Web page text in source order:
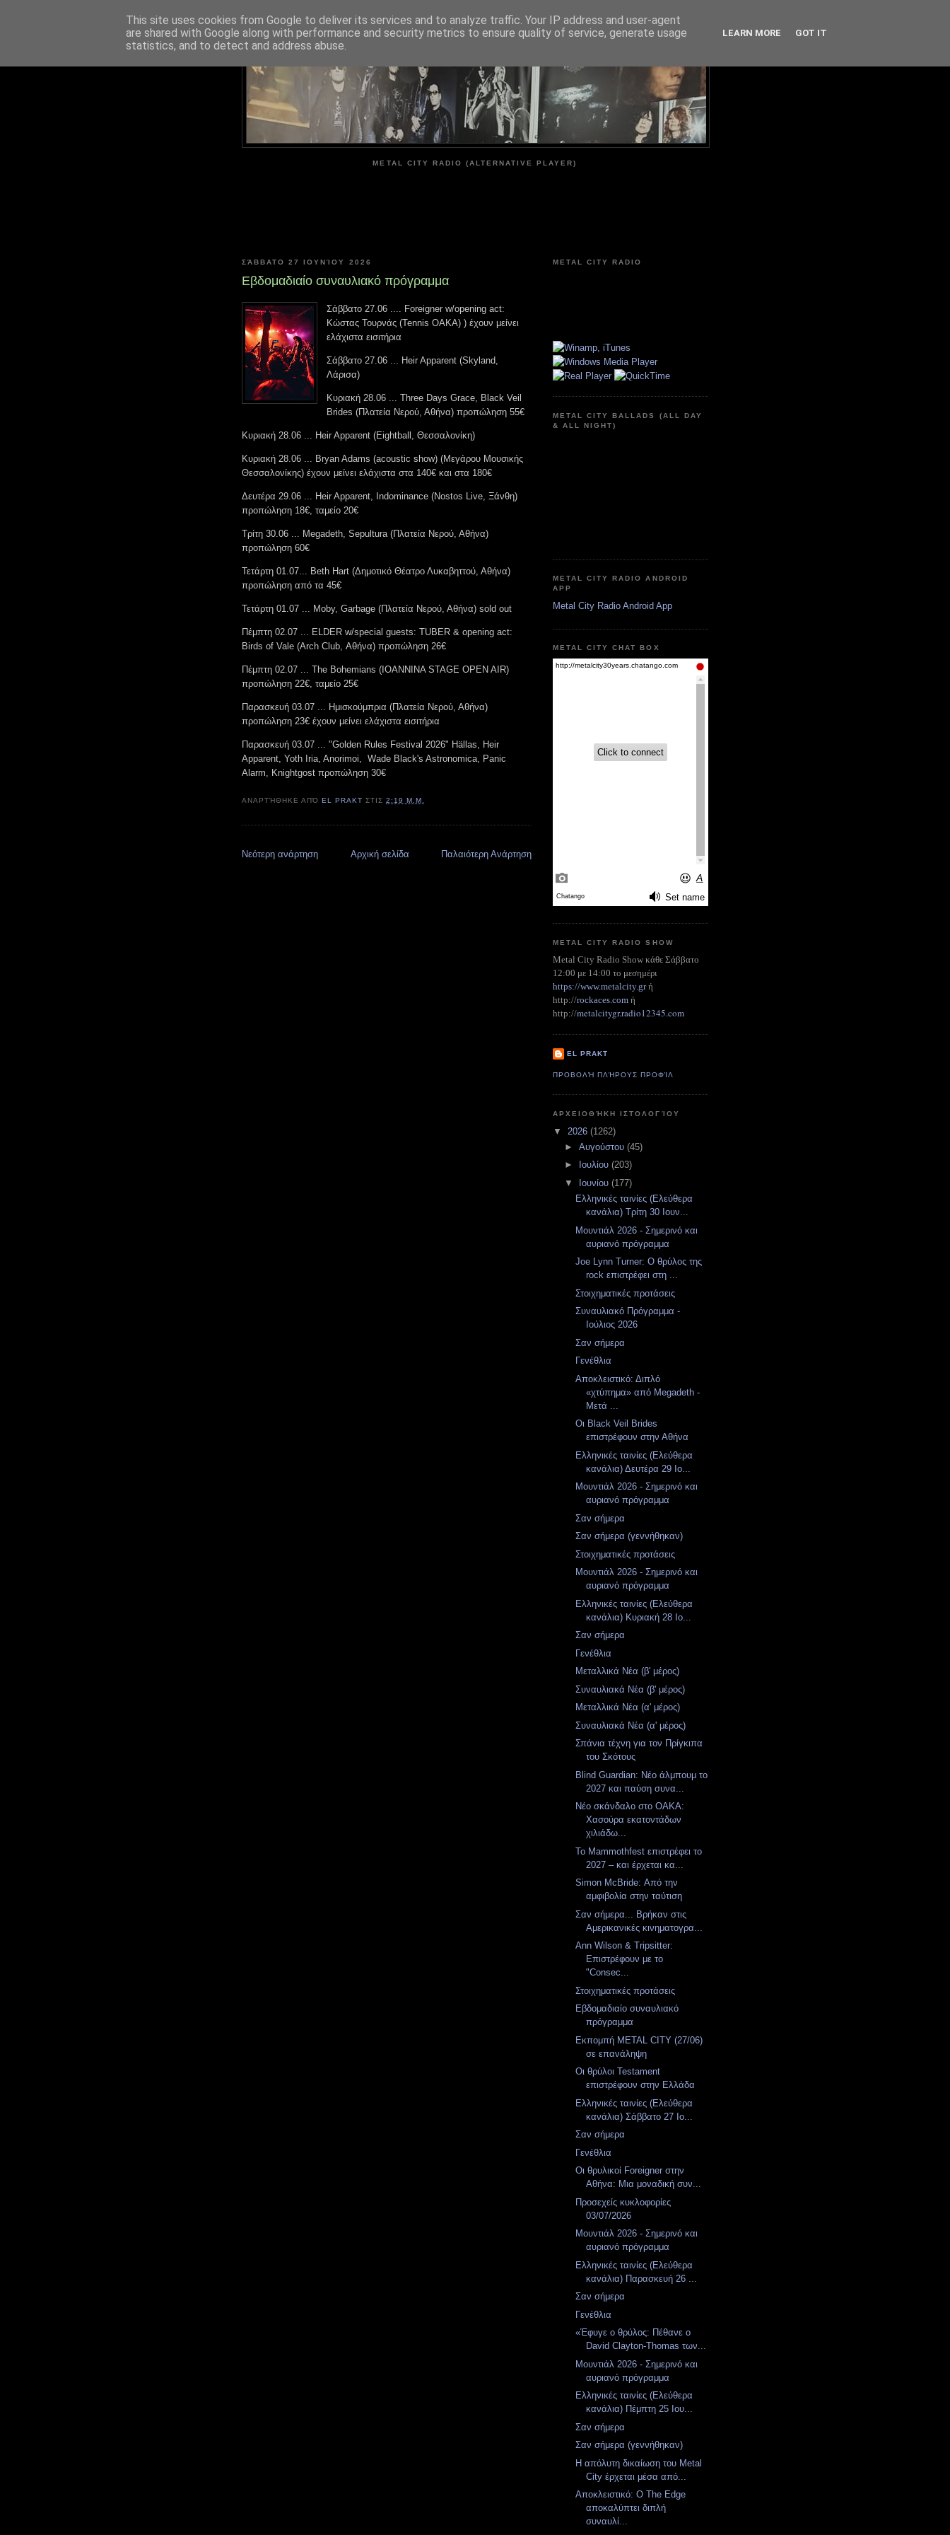
METAL CITY
METAL CITY RADIO (ALTERNATIVE PLAYER)
ΣΆΒΒΑΤΟ 27 ΙΟΥΝΊΟΥ 2026
Εβδομαδιαίο συναυλιακό πρόγραμμα
Σάββατο 27.06 .... Foreigner w/opening act:
Κώστας Τουρνάς (Tennis OAKA) ) έχουν μείνει
ελάχιστα εισιτήρια
Σάββατο 27.06 ... Heir Apparent (Skyland,
Λάρισα)
Κυριακή 28.06 ... Three Days Grace, Black Veil
Brides (Πλατεία Νερού, Αθήνα) προπώληση 55€
Κυριακή 28.06 ... Heir Apparent (Eightball, Θεσσαλονίκη)
Κυριακή 28.06 ... Bryan Adams (acoustic show) (Μεγάρου Μουσικής
Θεσσαλονίκης) έχουν μείνει ελάχιστα στα 140€ και στα 180€
Δευτέρα 29.06 ... Heir Apparent, Indominance (Nostos Live, Ξάνθη)
προπώληση 18€, ταμείο 20€
Τρίτη 30.06 ... Megadeth, Sepultura (Πλατεία Νερού, Αθήνα)
προπώληση 60€
Τετάρτη 01.07... Beth Hart (Δημοτικό Θέατρο Λυκαβηττού, Αθήνα)
προπώληση από τα 45€
Τετάρτη 01.07 ... Moby, Garbage (Πλατεία Νερού, Αθήνα) sold out
Πέμπτη 02.07 ... ELDER w/special guests: TUBER & opening act:
Birds of Vale (Arch Club, Αθήνα) προπώληση 26€
Πέμπτη 02.07 ... The Bohemians (IOANNINA STAGE OPEN AIR)
προπώληση 22€, ταμείο 25€
Παρασκευή 03.07 ... Ημισκούμπρια (Πλατεία Νερού, Αθήνα)
προπώληση 23€ έχουν μείνει ελάχιστα εισιτήρια
Παρασκευή 03.07 ... "Golden Rules Festival 2026" Hällas, Heir
Apparent, Yoth Iria, Anorimoi, Wade Black's Astronomica, Panic
Alarm, Knightgost προπώληση 30€
ΑΝΑΡΤΉΘΗΚΕ ΑΠΌEL PRAKT ΣΤΙΣ2:19 Μ.Μ.
Νεότερη ανάρτηση Παλαιότερη Ανάρτηση
Αρχική σελίδα
METAL CITY RADIO
METAL CITY BALLADS (ALL DAY
& ALL NIGHT)
METAL CITY RADIO ANDROID
APP
Metal City Radio Android App
METAL CITY CHAT BOX
METAL CITY RADIO SHOW
Metal City Radio Show κάθε Σάββατο
12:00 με 14:00 το μεσημέρι
https://www.metalcity.grή
http://rockaces.com ή
http://metalcitygr.radio12345.com
EL PRAKT
ΠΡΟΒΟΛΉ ΠΛΉΡΟΥΣ ΠΡΟΦΊΛ
ΑΡΧΕΙΟΘΉΚΗ ΙΣΤΟΛΟΓΊΟΥ
▼ 2026 (1262)
► Αυγούστου (45)
►
Ιουλίου (203)
▼
Ιουνίου (177)
Ελληνικές ταινίες (Ελεύθερα
κανάλια) Τρίτη 30 Ιουν...
Μουντιάλ 2026 - Σημερινό και
αυριανό πρόγραμμα
Joe Lynn Turner: Ο θρύλος της
rock επιστρέφει στη ...
Στοιχηματικές προτάσεις
Συναυλιακό Πρόγραμμα -
Ιούλιος 2026
Σαν σήμερα
Γενέθλια
Αποκλειστικό: Διπλό
«χτύπημα» από Megadeth -
Μετά ...
Οι Black Veil Brides
επιστρέφουν στην Αθήνα
Ελληνικές ταινίες (Ελεύθερα
κανάλια) Δευτέρα 29 Ιο...
Μουντιάλ 2026 - Σημερινό και
αυριανό πρόγραμμα
Σαν σήμερα
Σαν σήμερα (γεννήθηκαν)
Στοιχηματικές προτάσεις
Μουντιάλ 2026 - Σημερινό και
αυριανό πρόγραμμα
Ελληνικές ταινίες (Ελεύθερα
κανάλια) Κυριακή 28 Ιο...
Σαν σήμερα
Γενέθλια
Μεταλλικά Νέα (β' μέρος)
Συναυλιακά Νέα (β' μέρος)
Μεταλλικά Νέα (α' μέρος)
Συναυλιακά Νέα (α' μέρος)
Σπάνια τέχνη για τον Πρίγκιπα
του Σκότους
Blind Guardian: Νέο άλμπουμ το
2027 και παύση συνα...
Νέο σκάνδαλο στο ΟΑΚΑ:
Χασούρα εκατοντάδων
χιλιάδω...
Το Mammothfest επιστρέφει το
2027 – και έρχεται κα...
Simon McBride: Από την
αμφιβολία στην ταύτιση
Σαν σήμερα... Βρήκαν στις
Αμερικανικές κινηματογρα...
Ann Wilson & Tripsitter:
Επιστρέφουν με το
"Consec...
Στοιχηματικές προτάσεις
Εβδομαδιαίο συναυλιακό
πρόγραμμα
Εκπομπή METAL CITY (27/06)
σε επανάληψη
Οι θρύλοι Testament
επιστρέφουν στην Ελλάδα
Ελληνικές ταινίες (Ελεύθερα
κανάλια) Σάββατο 27 Ιο...
Σαν σήμερα
Γενέθλια
Οι θρυλικοί Foreigner στην
Αθήνα: Μια μοναδική συν...
Προσεχείς κυκλοφορίες
03/07/2026
Μουντιάλ 2026 - Σημερινό και
αυριανό πρόγραμμα
Ελληνικές ταινίες (Ελεύθερα
κανάλια) Παρασκευή 26 ...
Σαν σήμερα
Γενέθλια
«Έφυγε ο θρύλος: Πέθανε ο
David Clayton-Thomas των...
Μουντιάλ 2026 - Σημερινό και
αυριανό πρόγραμμα
Ελληνικές ταινίες (Ελεύθερα
κανάλια) Πέμπτη 25 Ιου...
Σαν σήμερα
Σαν σήμερα (γεννήθηκαν)
Η απόλυτη δικαίωση του Metal
City έρχεται μέσα από...
Αποκλειστικό: Ο The Edge
αποκαλύπτει διπλή
συναυλί...
This site uses cookies from Google to deliver its services and to analyze traffic. Your IP address and user-agent
are shared with Google along with performance and security metrics to ensure quality of service, generate usage
statistics, and to detect and address abuse.
LEARN MORE GOT IT